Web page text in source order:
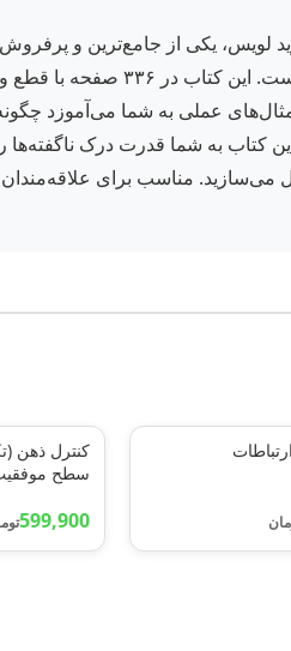
لویس، یکی از جامع‌ترین و
حوزه ارتباطات غیرکلامی است که با ترجمه روان جالینوس کرمی توسط نشر فرا انگیزش
عملی به شما می‌آموزد
کتاب به شما قدرت درک ناگفته‌ها
می‌سازید. مناسب برای
کنترل ذهن
سطح
599,900